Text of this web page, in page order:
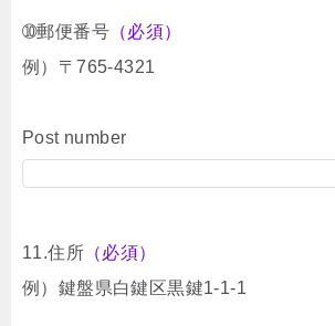
➉郵便番号 （必須）
例）〒765-4321
Post number
11.住所 （必須）
例）鍵盤県白鍵区黒鍵1-1-1